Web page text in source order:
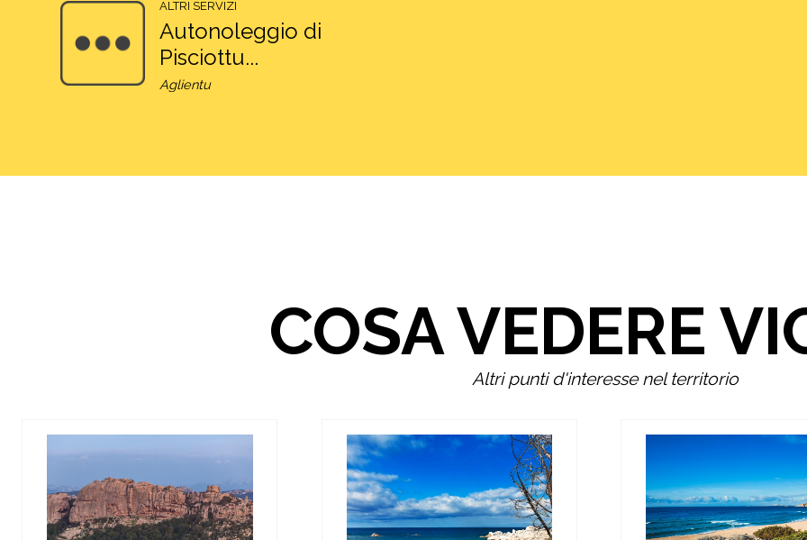
ALTRI SERVIZI
Autonoleggio di
Pisciottu...
Aglientu
COSA VEDERE
Altri punti d'interesse nel territorio